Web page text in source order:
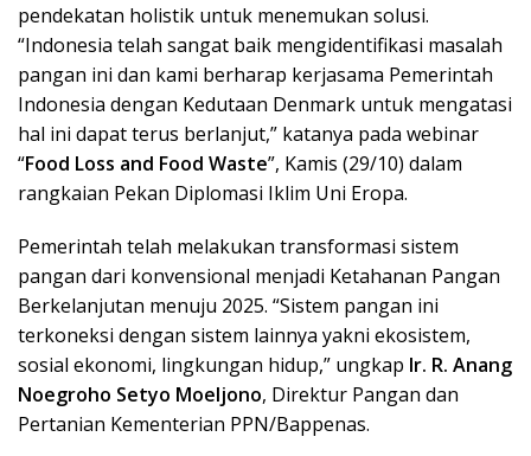
pendekatan holistik untuk menemukan solusi.
“Indonesia telah sangat baik mengidentifikasi masalah
pangan ini dan kami berharap kerjasama Pemerintah
Indonesia dengan Kedutaan Denmark untuk mengatasi
hal ini dapat terus berlanjut,” katanya pada webinar
“Food Loss and Food Waste”, Kamis (29/10) dalam
rangkaian Pekan Diplomasi Iklim Uni Eropa.
Pemerintah telah melakukan transformasi sistem
pangan dari konvensional menjadi Ketahanan Pangan
Berkelanjutan menuju 2025. “Sistem pangan ini
terkoneksi dengan sistem lainnya yakni ekosistem,
sosial ekonomi, lingkungan hidup,” ungkap Ir. R. Anang
Noegroho Setyo Moeljono, Direktur Pangan dan
Pertanian Kementerian PPN/Bappenas.